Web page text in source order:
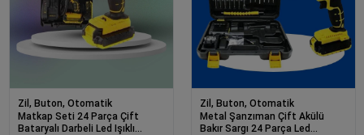
Zil, Buton, Otomatik
Matkap Seti 24 Parça Çift
Bataryalı Darbeli Led Işıklı
Zil, Buton, Otomatik
Metal Şanzıman Çift Akülü
Bakır Sargı 24 Parça Led